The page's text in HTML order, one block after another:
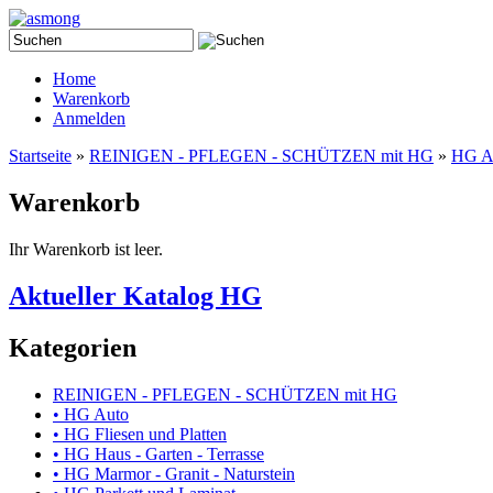
Home
Warenkorb
Anmelden
Startseite » REINIGEN - PFLEGEN - SCHÜTZEN mit HG » HG
Warenkorb
Ihr Warenkorb ist leer.
Aktueller Katalog HG
Kategorien
REINIGEN - PFLEGEN - SCHÜTZEN mit HG
• HG Auto
• HG Fliesen und Platten
• HG Haus - Garten - Terrasse
• HG Marmor - Granit - Naturstein